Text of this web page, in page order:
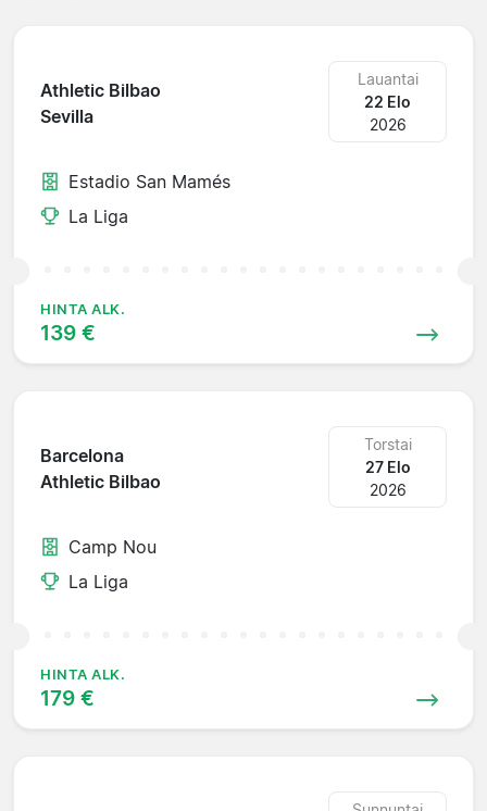
Athletic Bilbao
Sevilla
Lauantai
22 Elo
2026
Estadio San Mamés
La Liga
HINTA ALK.
139 €
Barcelona
Athletic Bilbao
Torstai
27 Elo
2026
Camp Nou
La Liga
HINTA ALK.
179 €